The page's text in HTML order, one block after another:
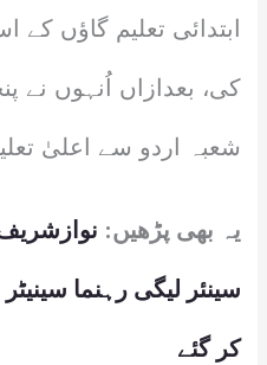
ابتدائی تعلیم گاؤں
کی، بعدازاں اُنہوں نے
شعبہ اردو سے اعلیٰ
یہ بھی پڑھیں:
سینئر لیگی رہنما
کر گئے